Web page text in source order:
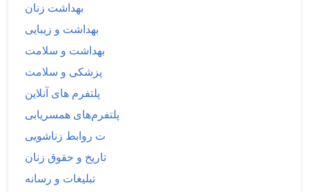
بهداشت زنان
بهداشت و زیبایی
بهداشت و سلامت
پزشکی و سلامت
پلتفرم های آنلاین
پلتفرم‌های همسریابی
ت روابط زناشویی
تاریخ و حقوق زنان
تبلیغات و رسانه